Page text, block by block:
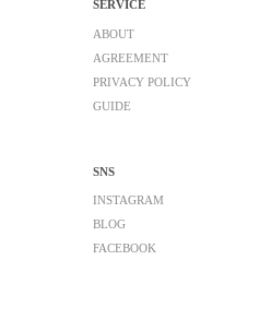
SERVICE
ABOUT
AGREEMENT
PRIVACY POLICY
GUIDE
SNS
INSTAGRAM
BLOG
FACEBOOK